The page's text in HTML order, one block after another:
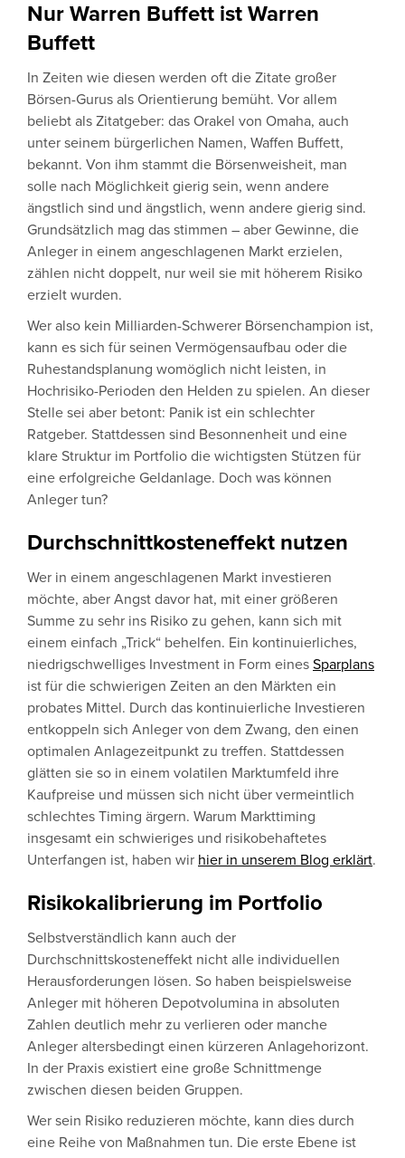
Nur Warren Buffett ist Warren
Buffett
In Zeiten wie diesen werden oft die Zitate großer
Börsen-Gurus als Orientierung bemüht. Vor allem
beliebt als Zitatgeber: das Orakel von Omaha, auch
unter seinem bürgerlichen Namen, Waffen Buffett,
bekannt. Von ihm stammt die Börsenweisheit, man
solle nach Möglichkeit gierig sein, wenn andere
ängstlich sind und ängstlich, wenn andere gierig sind.
Grundsätzlich mag das stimmen – aber Gewinne, die
Anleger in einem angeschlagenen Markt erzielen,
zählen nicht doppelt, nur weil sie mit höherem Risiko
erzielt wurden.
Wer also kein Milliarden-Schwerer Börsenchampion ist,
kann es sich für seinen Vermögensaufbau oder die
Ruhestandsplanung womöglich nicht leisten, in
Hochrisiko-Perioden den Helden zu spielen. An dieser
Stelle sei aber betont: Panik ist ein schlechter
Ratgeber. Stattdessen sind Besonnenheit und eine
klare Struktur im Portfolio die wichtigsten Stützen für
eine erfolgreiche Geldanlage. Doch was können
Anleger tun?
Durchschnittkosteneffekt nutzen
Wer in einem angeschlagenen Markt investieren
möchte, aber Angst davor hat, mit einer größeren
Summe zu sehr ins Risiko zu gehen, kann sich mit
einem einfach „Trick“ behelfen. Ein kontinuierliches,
niedrigschwelliges Investment in Form eines Sparplans
ist für die schwierigen Zeiten an den Märkten ein
probates Mittel. Durch das kontinuierliche Investieren
entkoppeln sich Anleger von dem Zwang, den einen
optimalen Anlagezeitpunkt zu treffen. Stattdessen
glätten sie so in einem volatilen Marktumfeld ihre
Kaufpreise und müssen sich nicht über vermeintlich
schlechtes Timing ärgern. Warum Markttiming
insgesamt ein schwieriges und risikobehaftetes
Unterfangen ist, haben wir hier in unserem Blog erklärt.
Risikokalibrierung im Portfolio
Selbstverständlich kann auch der
Durchschnittskosteneffekt nicht alle individuellen
Herausforderungen lösen. So haben beispielsweise
Anleger mit höheren Depotvolumina in absoluten
Zahlen deutlich mehr zu verlieren oder manche
Anleger altersbedingt einen kürzeren Anlagehorizont.
In der Praxis existiert eine große Schnittmenge
zwischen diesen beiden Gruppen.
Wer sein Risiko reduzieren möchte, kann dies durch
eine Reihe von Maßnahmen tun. Die erste Ebene ist